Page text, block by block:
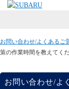
お問い合わせ/よくあるご
策の作業時間を教えてくだ
お問い合わせ/よ